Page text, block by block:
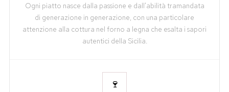
Ogni piatto nasce dalla passione e dall'abilità tramandata
di generazione in generazione, con una particolare
attenzione alla cottura nel forno a legna che esalta i sapori
autentici della Sicilia.
🍷